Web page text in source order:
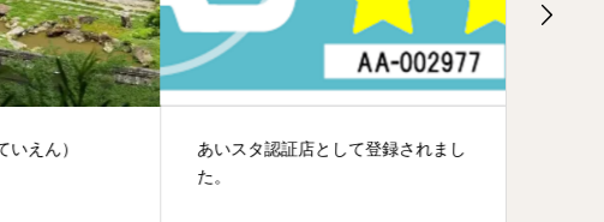
えん）
あいスタ認証店として登録されまし
た。